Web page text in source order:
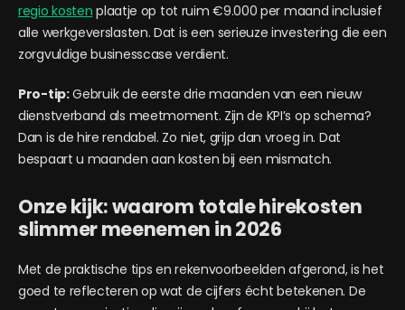
regio kosten plaatje op tot ruim €9.000 per maand inclusief
alle werkgeverslasten. Dat is een serieuze investering die een
zorgvuldige businesscase verdient.
Pro-tip:Gebruik de eerste drie maanden van een nieuw
dienstverband als meetmoment. Zijn de KPI’s op schema?
Dan is de hire rendabel. Zo niet, grijp dan vroeg in. Dat
bespaart u maanden aan kosten bij een mismatch.
Onze kijk: waarom totale hirekosten
slimmer meenemen in 2026
Met de praktische tips en rekenvoorbeelden afgerond, is het
goed te reflecteren op wat de cijfers écht betekenen. De